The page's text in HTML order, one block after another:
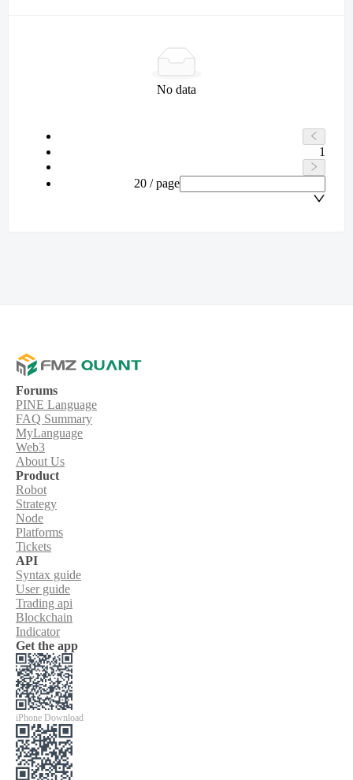
No data
1
20 / page
Forums
PINE Language
FAQ Summary
MyLanguage
Web3
About Us
Product
Robot
Strategy
Node
Platforms
Tickets
API
Syntax guide
User guide
Trading api
Blockchain
Indicator
Get the app
iPhone Download